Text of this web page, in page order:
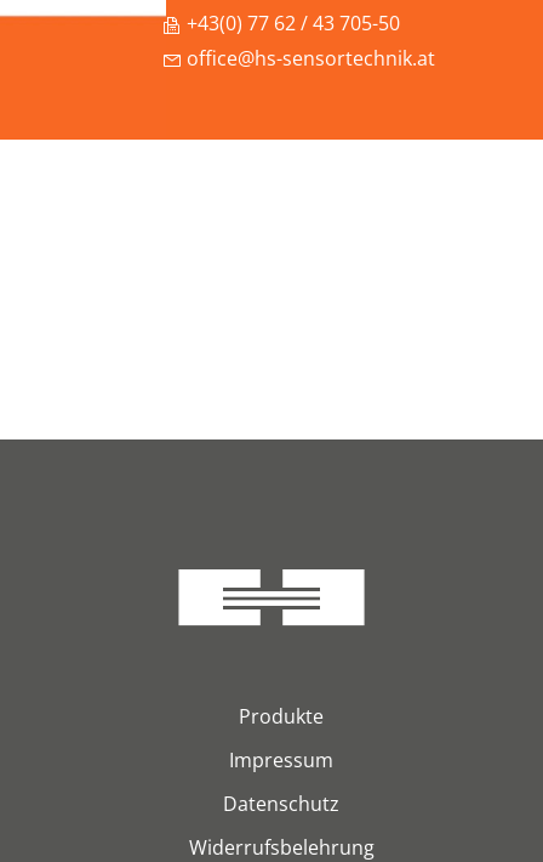
+43(0) 77 62 / 43 705-50
office@hs-sensortechnik.at
Produkte
Impressum
Datenschutz
Widerrufsbelehrung